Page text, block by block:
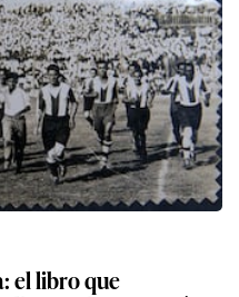
el libro que